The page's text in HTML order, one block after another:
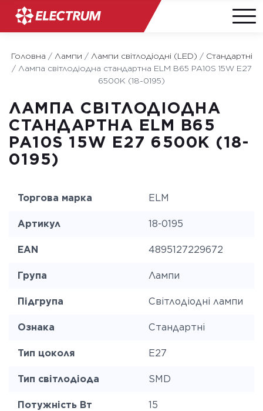
content
Головна / Лампи / Лампи світлодіодні (LED) / Стандартні
/ Лампа світлодіодна стандартна ELM B65 PA10S 15W E27
6500K (18-0195)
ЛАМПА СВІТЛОДІОДНА
СТАНДАРТНА ELM B65
PA10S 15W E27 6500K (18-
0195)
Торгова марка ELM
Артикул 18-0195
EAN 4895127229672
Група Лампи
Підгрупа Світлодіодні лампи
Ознака Стандартні
Тип цоколя E27
Тип світлодіода SMD
Потужність Вт 15